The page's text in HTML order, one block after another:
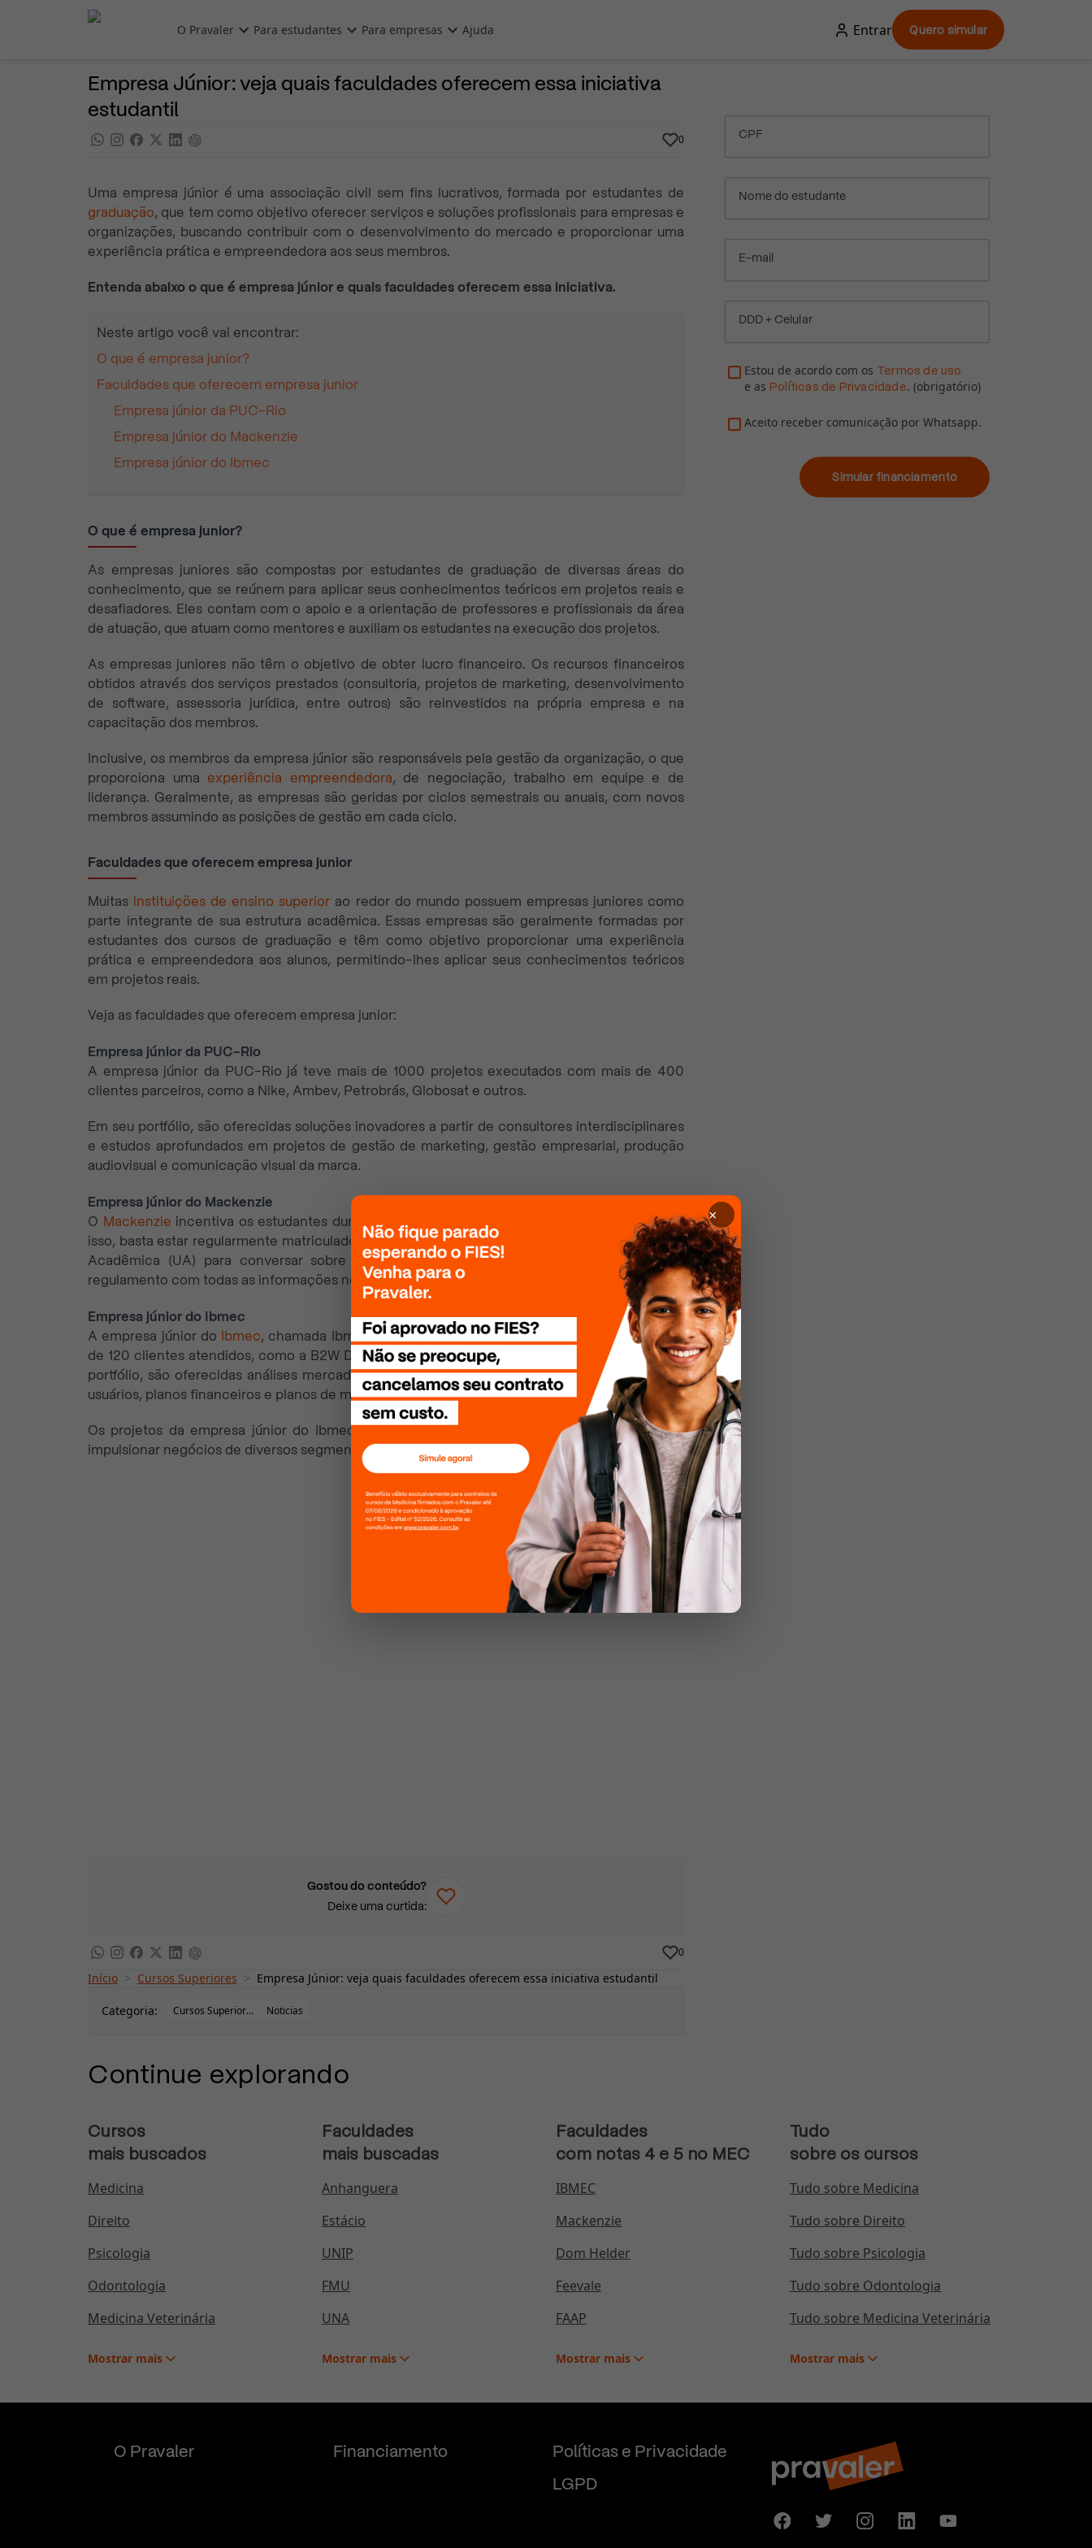
Pular para o conteúdo principal
O Pravaler Para estudantes Para empresas Ajuda Entrar Quero simular
Empresa Júnior: veja quais faculdades oferecem essa iniciativa
estudantil
0 CPF
Nome do estudante
E-mail
DDD + Celular
Estou de acordo com os Termos de uso
e as Políticas de Privacidade. (obrigatório)
Aceito receber comunicação por Whatsapp.
Simular financiamento
Uma empresa júnior é uma associação civil sem fins lucrativos, formada por estudantes de
graduação, que tem como objetivo oferecer serviços e soluções profissionais para empresas e
organizações, buscando contribuir com o desenvolvimento do mercado e proporcionar uma
experiência prática e empreendedora aos seus membros.
Entenda abaixo o que é empresa júnior e quais faculdades oferecem essa iniciativa.
Neste artigo você vai encontrar:
O que é empresa junior?
Faculdades que oferecem empresa junior
Empresa júnior da PUC-Rio
Empresa júnior do Mackenzie
Empresa júnior do Ibmec
O que é empresa junior?
As empresas juniores são compostas por estudantes de graduação de diversas áreas do
conhecimento, que se reúnem para aplicar seus conhecimentos teóricos em projetos reais e
desafiadores. Eles contam com o apoio e a orientação de professores e profissionais da área
de atuação, que atuam como mentores e auxiliam os estudantes na execução dos projetos.
As empresas juniores não têm o objetivo de obter lucro financeiro. Os recursos financeiros
obtidos através dos serviços prestados (consultoria, projetos de marketing, desenvolvimento
de software, assessoria jurídica, entre outros) são reinvestidos na própria empresa e na
capacitação dos membros.
Inclusive, os membros da empresa júnior são responsáveis pela gestão da organização, o que
proporciona uma experiência empreendedora, de negociação, trabalho em equipe e de
liderança. Geralmente, as empresas são geridas por ciclos semestrais ou anuais, com novos
membros assumindo as posições de gestão em cada ciclo.
Faculdades que oferecem empresa junior
Muitas instituições de ensino superior ao redor do mundo possuem empresas juniores como
parte integrante de sua estrutura acadêmica. Essas empresas são geralmente formadas por
estudantes dos cursos de graduação e têm como objetivo proporcionar uma experiência
prática e empreendedora aos alunos, permitindo-lhes aplicar seus conhecimentos teóricos
em projetos reais.
Veja as faculdades que oferecem empresa junior:
Empresa júnior da PUC-Rio
A empresa júnior da PUC-Rio já teve mais de 1000 projetos executados com mais de 400
clientes parceiros, como a Nike, Ambev, Petrobrás, Globosat e outros.
Em seu portfólio, são oferecidas soluções inovadores a partir de consultores interdisciplinares
e estudos aprofundados em projetos de gestão de marketing, gestão empresarial, produção
audiovisual e comunicação visual da marca.
Empresa júnior do Mackenzie
O Mackenzie incentiva os estudantes durante a graduação a formarem empresas júnior. Para
isso, basta estar regularmente matriculado e procurar o Coordenador de Extensão da Unidade
Acadêmica (UA) para conversar sobre a proposta da EJ. O Mackenzie disponibiliza um
regulamento com todas as informações necessárias para criação da empresa e seus objetivos.
Empresa júnior do Ibmec
A empresa júnior do Ibmec, chamada IbmecJR, possui mais de 27 anos de história, com mais
de 120 clientes atendidos, como a B2W Digital, Souza Cruz, Grupo Cataratas e outros. Em seu
portfólio, são oferecidas análises mercadológicas, mapeamento de processos, pesquisa com
usuários, planos financeiros e planos de marketing.
Os projetos da empresa júnior do Ibmec já receberam mais de 15 premiações e ajudam a
impulsionar negócios de diversos segmentos no Rio de Janeiro.
Gostou do conteúdo?
Deixe uma curtida:
0
Início > Cursos Superiores > Empresa Júnior: veja quais faculdades oferecem essa iniciativa estudantil
Categoria: Cursos Superiores Noticias
Continue explorando
Cursos
mais buscados
Medicina
Direito
Psicologia
Odontologia
Medicina Veterinária
Mostrar mais
Faculdades
mais buscadas
Anhanguera
Estácio
UNIP
FMU
UNA
Mostrar mais
Faculdades
com notas 4 e 5 no MEC
IBMEC
Mackenzie
Dom Helder
Feevale
FAAP
Mostrar mais
Tudo
sobre os cursos
Tudo sobre Medicina
Tudo sobre Direito
Tudo sobre Psicologia
Tudo sobre Odontologia
Tudo sobre Medicina Veterinária
Mostrar mais
O Pravaler Financiamento
Políticas e Privacidade
LGPD
×